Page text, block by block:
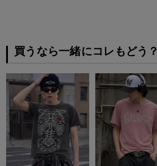
買うなら一緒にコレもどう？